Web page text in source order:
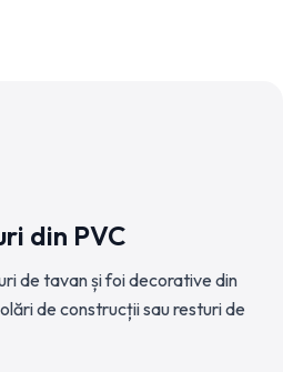
din PVC
de tavan și foi decorative din
de construcții sau resturi de